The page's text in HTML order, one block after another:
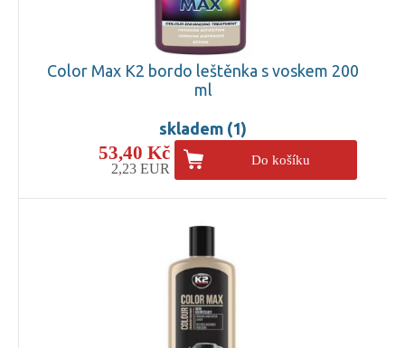
Color Max K2 bordo leštěnka s voskem 200
ml
skladem (1)
53,40 Kč
2,23 EUR
Do košíku